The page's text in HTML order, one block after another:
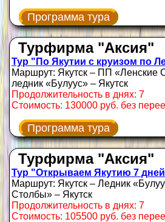
Программа тура
Турфирма "Аксия"
Тур "По Якутии с круизом по
Маршрут: Якутск – ПП «Ленские
ледник «Булуус» – Якутск
Продолжительность в днях: 7
Стоимость: 130000 руб. без
Программа тура
Турфирма "Аксия"
Тур "Открываем Якутию 7 дней
Маршрут: Якутск – Ледник
Столбы» – Якутск
Продолжительность в днях: 7
Стоимость: 105500 руб. без